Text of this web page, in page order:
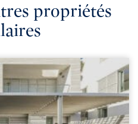
propriétés